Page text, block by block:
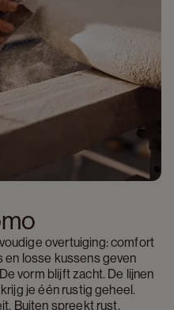
overtuiging: comfort
en losse kussens geven
vorm blijft zacht. De lijnen
je één rustig geheel.
Buiten spreekt rust.